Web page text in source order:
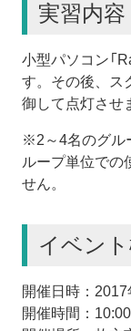
実習内容
小型パソコン「
す。その後、ス
御して点灯させ
※2～4名のグル
ループ単位での
せん。
イベン
開催日時：2017
開催時間：